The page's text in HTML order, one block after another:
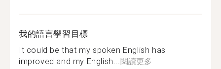
我的語言學習目標
It could be that my spoken English has
improved and my English...閱讀更多